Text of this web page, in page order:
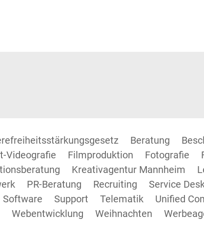
Beratung
Videografie Filmproduktion Fotografie
Kreativagentur Mannheim
PR-Beratung Recruiting Service
Software Support Telematik Unified
Webentwicklung Weihnachten